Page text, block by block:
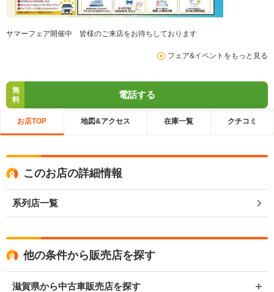
サマーフェア開催中 皆様のご来店をお待ちしております
フェア&イベントをもっと見る
無
料
電話する
お店TOP 地図&アクセス 在庫一覧 クチコミ
このお店の詳細情報
系列店一覧
他の条件から販売店を探す
滋賀県から中古車販売店を探す